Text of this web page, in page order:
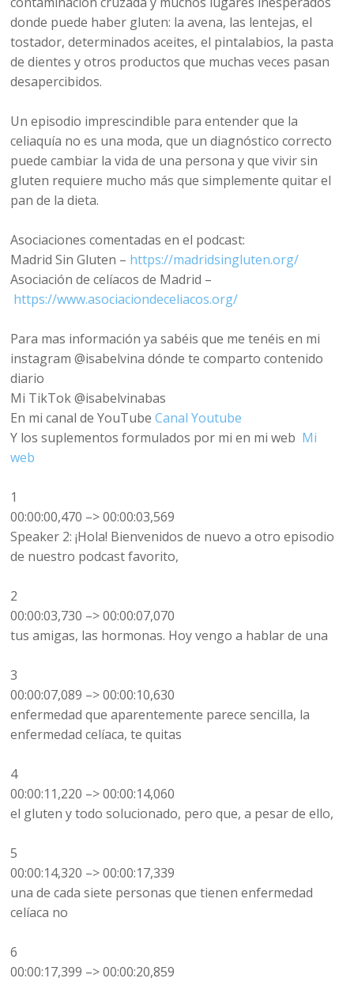
donde puede haber gluten: la avena, las lentejas, el
tostador, determinados aceites, el pintalabios, la pasta
de dientes y otros productos que muchas veces pasan
desapercibidos.
Un episodio imprescindible para entender que la
celiaquía no es una moda, que un diagnóstico correcto
puede cambiar la vida de una persona y que vivir sin
gluten requiere mucho más que simplemente quitar el
pan de la dieta.
Asociaciones comentadas en el podcast:
Madrid Sin Gluten – https://madridsingluten.org/
Asociación de celíacos de Madrid –
https://www.asociaciondeceliacos.org/
Para mas información ya sabéis que me tenéis en mi
instagram @isabelvina dónde te comparto contenido
diario
Mi TikTok @isabelvinabas
En mi canal de YouTubeCanal Youtube
Y los suplementos formulados por mi en mi web Mi
web
1
00:00:00,470 –> 00:00:03,569
Speaker 2: ¡Hola! Bienvenidos de nuevo a otro episodio
de nuestro podcast favorito,
2
00:00:03,730 –> 00:00:07,070
tus amigas, las hormonas. Hoy vengo a hablar de una
3
00:00:07,089 –> 00:00:10,630
enfermedad que aparentemente parece sencilla, la
enfermedad celíaca, te quitas
4
00:00:11,220 –> 00:00:14,060
el gluten y todo solucionado, pero que, a pesar de ello,
5
00:00:14,320 –> 00:00:17,339
una de cada siete personas que tienen enfermedad
celíaca no
6
00:00:17,399 –> 00:00:20,859